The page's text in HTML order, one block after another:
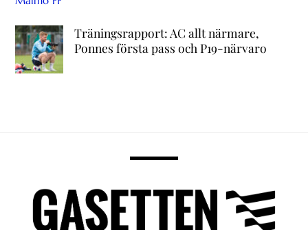
Träningsrapport: AC allt närmare,
Ponnes första pass och P19-närvaro